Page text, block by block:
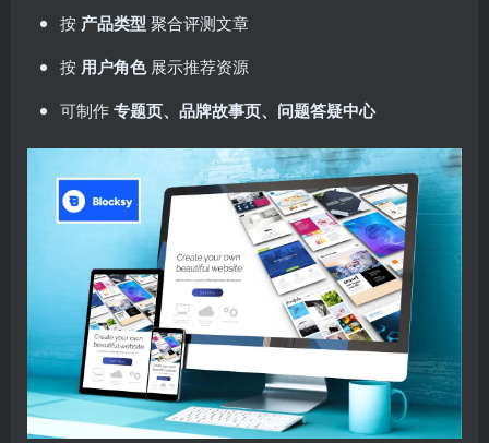
按产品类型聚合评测文章
按用户角色展示推荐资源
可制作专题页、品牌故事页、问题答疑中心